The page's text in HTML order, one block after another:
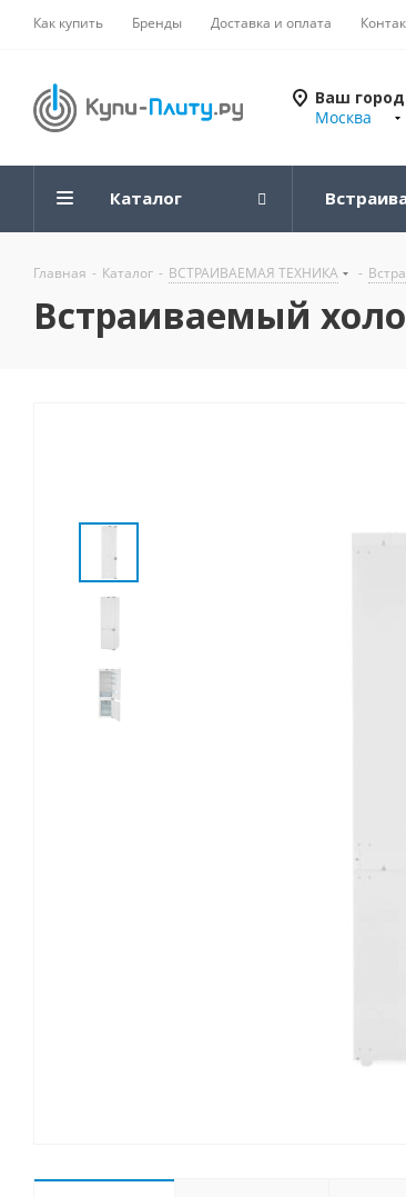
Как купить Бренды Доставка и оплата
Ваш город
Москва
Каталог
Главная - Каталог - ВСТРАИВАЕМАЯ ТЕХНИКА -
Встраиваемый